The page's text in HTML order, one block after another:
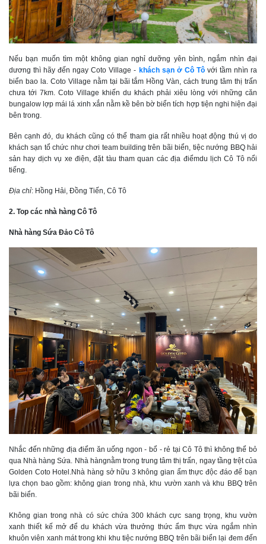
Nếu bạn muốn tìm một không gian nghỉ dưỡng yên bình, ngắm nhìn đại
dương thì hãy đến ngay Coto Village - khách sạn ở Cô Tôvới tầm nhìn ra
biển bao la. Coto Village nằm tại bãi tắm Hồng Vàn, cách trung tâm thị trấn
chưa tới 7km. Coto Village khiến du khách phải xiêu lòng với những căn
bungalow lợp mái lá xinh xắn nằm kề bên bờ biển tích hợp tiện nghi hiện đại
bên trong.
Bên cạnh đó, du khách cũng có thể tham gia rất nhiều hoạt động thú vị do
khách sạn tổ chức như chơi team building trên bãi biển, tiệc nướng BBQ hải
sản hay dịch vụ xe điện, đặt tàu tham quan các địa điểmdu lịch Cô Tô nổi
tiếng.
Địa chỉ: Hồng Hải, Đồng Tiến, Cô Tô
2. Top các nhà hàng Cô Tô
Nhà hàng Sứa Đảo Cô Tô
Nhắc đến những địa điểm ăn uống ngon - bổ - rẻ tại Cô Tô thì không thể bỏ
qua Nhà hàng Sứa. Nhà hàngnằm trong trung tâm thị trấn, ngay tầng trệt của
Golden Coto Hotel.Nhà hàng sở hữu 3 không gian ẩm thực độc đáo để bạn
lựa chọn bao gồm: không gian trong nhà, khu vườn xanh và khu BBQ trên
bãi biển.
Không gian trong nhà có sức chứa 300 khách cực sang trọng, khu vườn
xanh thiết kế mở để du khách vừa thưởng thức ẩm thực vừa ngắm nhìn
khuôn viên xanh mát trong khi khu tiệc nướng BBQ trên bãi biển lại đem đến